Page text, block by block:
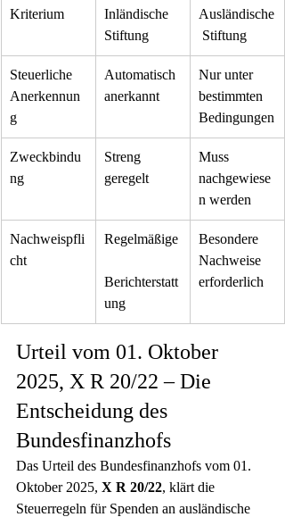
Kriterium
Inländische
Stiftung
Ausländische
Stiftung
Steuerliche
Anerkennun
g
Automatisch
anerkannt
Nur unter
bestimmten
Bedingungen
Zweckbindu
ng
Streng
geregelt
Muss
nachgewiese
n werden
Nachweispfli
cht
Regelmäßige
Berichterstatt
ung
Besondere
Nachweise
erforderlich
Urteil vom 01. Oktober
2025, X R 20/22 – Die
Entscheidung des
Bundesfinanzhofs
Das Urteil des Bundesfinanzhofs vom 01.
Oktober 2025, X R 20/22, klärt die
Steuerregeln für Spenden an ausländische